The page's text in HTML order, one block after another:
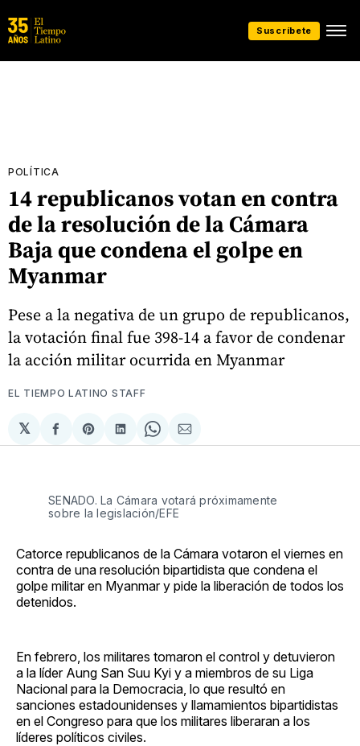
Suscríbete
POLÍTICA
14 republicanos votan en contra
de la resolución de la Cámara
Baja que condena el golpe en
Myanmar
Pese a la negativa de un grupo de republicanos,
la votación final fue 398-14 a favor de condenar
la acción militar ocurrida en Myanmar
EL TIEMPO LATINO STAFF
𝕏
Compartir
en
Share
on
Compartir
en
Share
on
Compartir
via
SENADO. La Cámara votará próximamente
sobre la legislación/EFE
Catorce republicanos de la Cámara votaron el viernes en
contra de una resolución bipartidista que condena el
golpe militar en Myanmar y pide la liberación de todos los
detenidos.
En febrero, los militares tomaron el control y detuvieron
a la líder Aung San Suu Kyi y a miembros de su Liga
Nacional para la Democracia, lo que resultó en
sanciones estadounidenses y llamamientos bipartidistas
en el Congreso para que los militares liberaran a los
líderes políticos civiles.